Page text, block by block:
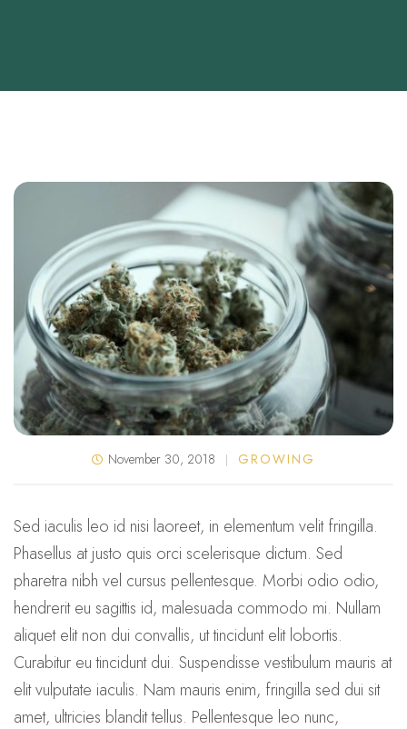
Strains
November 30, 2018 GROWING
Sed iaculis leo id nisi laoreet, in elementum velit fringilla.
Phasellus at justo quis orci scelerisque dictum. Sed
pharetra nibh vel cursus pellentesque. Morbi odio odio,
hendrerit eu sagittis id, malesuada commodo mi. Nullam
aliquet elit non dui convallis, ut tincidunt elit lobortis.
Curabitur eu tincidunt dui. Suspendisse vestibulum mauris at
elit vulputate iaculis. Nam mauris enim, fringilla sed dui sit
amet, ultricies blandit tellus. Pellentesque leo nunc,